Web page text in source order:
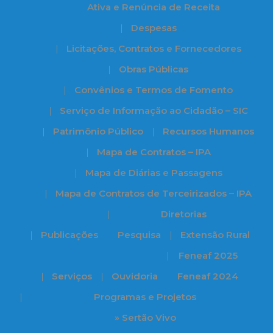
Ativa e Renúncia de Receita
Despesas
Licitações, Contratos e Fornecedores
Obras Públicas
Convênios e Termos de Fomento
Serviço de Informação ao Cidadão – SIC
Patrimônio Público
Recursos Humanos
Mapa de Contratos – IPA
Mapa de Diárias e Passagens
Mapa de Contratos de Terceirizados – IPA
Publicações
Diretorias
Pesquisa
Extensão Rural
Serviços Ouvidoria
Feneaf 2025
Feneaf 2024
Programas e Projetos
» Sertão Vivo